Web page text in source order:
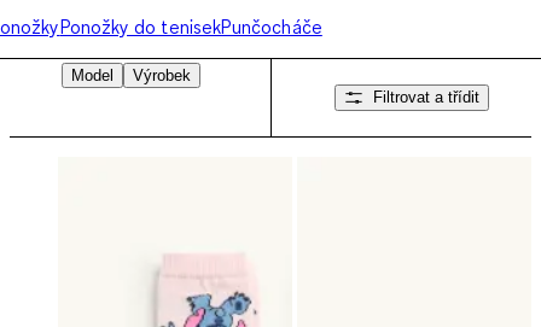
Ponožky do tenisekPunčocháče
Model
Výrobek
Filtrovat a třídit